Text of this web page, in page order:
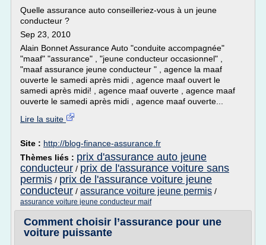
Quelle assurance auto conseilleriez-vous à un jeune
conducteur ?
Sep 23, 2010
Alain Bonnet Assurance Auto "conduite accompagnée"
"maaf" "assurance" , "jeune conducteur occasionnel" ,
"maaf assurance jeune conducteur " , agence la maaf
ouverte le samedi après midi , agence maaf ouvert le
samedi après midi! , agence maaf ouverte , agence maaf
ouverte le samedi après midi , agence maaf ouverte...
Lire la suite
Site : http://blog-finance-assurance.fr
Thèmes liés : prix d'assurance auto jeune
conducteur / prix de l'assurance voiture sans
permis / prix de l'assurance voiture jeune
conducteur / assurance voiture jeune permis /
assurance voiture jeune conducteur maif
Comment choisir l’assurance pour une
voiture puissante